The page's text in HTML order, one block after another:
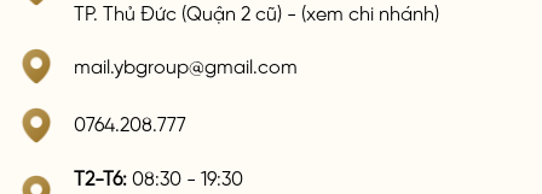
TP. Thủ Đức (Quận 2 cũ) - (xem chi nhánh)
mail.ybgroup@gmail.com
0764.208.777
T2-T6: 08:30 - 19:30